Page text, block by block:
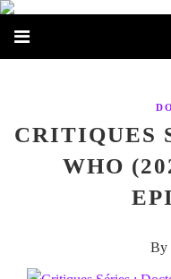
CRITIQUES
WHO
By